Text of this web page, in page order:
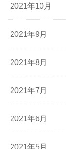
2021年10月
2021年9月
2021年8月
2021年7月
2021年6月
2021年5月